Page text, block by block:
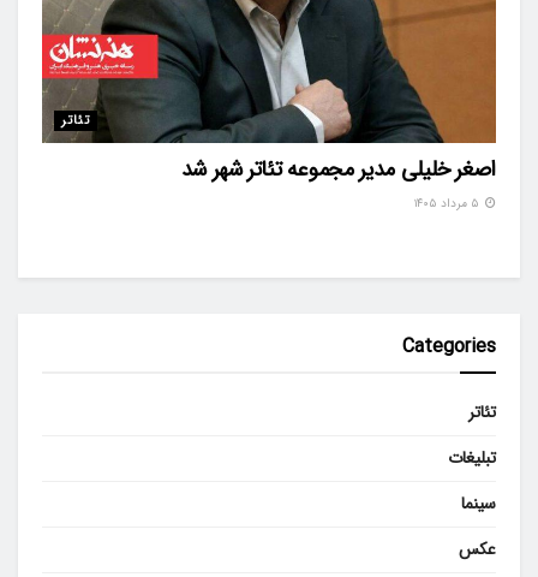
تئاتر
اصغر خلیلی مدیر مجموعه تئاتر شهر شد
Categories
تئاتر
تبلیغات
سینما
عکس